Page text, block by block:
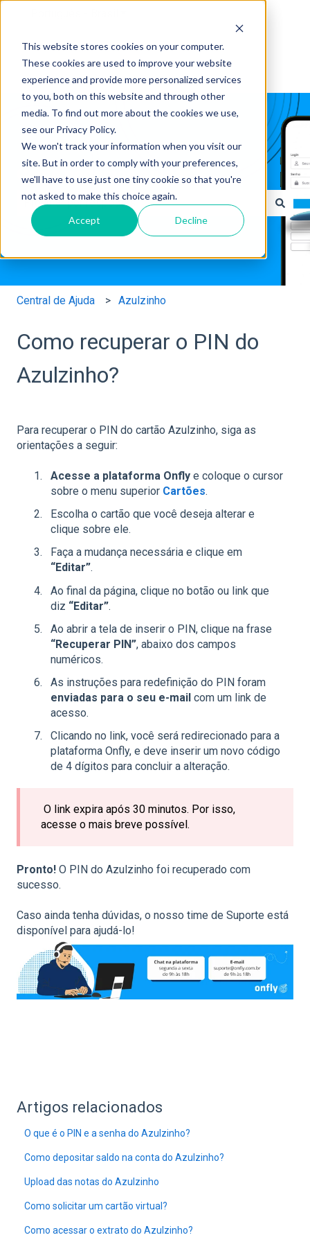
This website stores cookies on your computer.
These cookies are used to improve your website
experience and provide more personalized services
to you, both on this website and through other
media. To find out more about the cookies we use,
see our Privacy Policy.
We won't track your information when you visit our
site. But in order to comply with your preferences,
we'll have to use just one tiny cookie so that you're
not asked to make this choice again.
Accept Decline
Como podemos ajudar?
Não há sugestões porque o campo de pesquisa está
Central de Ajuda Azulzinho
Como recuperar o PIN do
Azulzinho?
Para recuperar o PIN do cartão Azulzinho, siga as
orientações a seguir:
Acesse a plataforma Onfly e coloque o cursor
sobre o menu superior Cartões.
Escolha o cartão que você deseja alterar e
clique sobre ele.
Faça a mudança necessária e clique em
“Editar”.
Ao final da página, clique no botão ou link que
diz “Editar”.
Ao abrir a tela de inserir o PIN, clique na frase
“Recuperar PIN”, abaixo dos campos
numéricos.
As instruções para redefinição do PIN foram
enviadas para o seu e-mail com um link de
acesso.
Clicando no link, você será redirecionado para a
plataforma Onfly, e deve inserir um novo código
de 4 dígitos para concluir a alteração.
O link expira após 30 minutos. Por isso,
acesse o mais breve possível.
Pronto! O PIN do Azulzinho foi recuperado com
sucesso.
Caso ainda tenha dúvidas, o nosso time de Suporte está
disponível para ajudá-lo!
Artigos relacionados
O que é o PIN e a senha do Azulzinho?
Como depositar saldo na conta do Azulzinho?
Upload das notas do Azulzinho
Como solicitar um cartão virtual?
Como acessar o extrato do Azulzinho?